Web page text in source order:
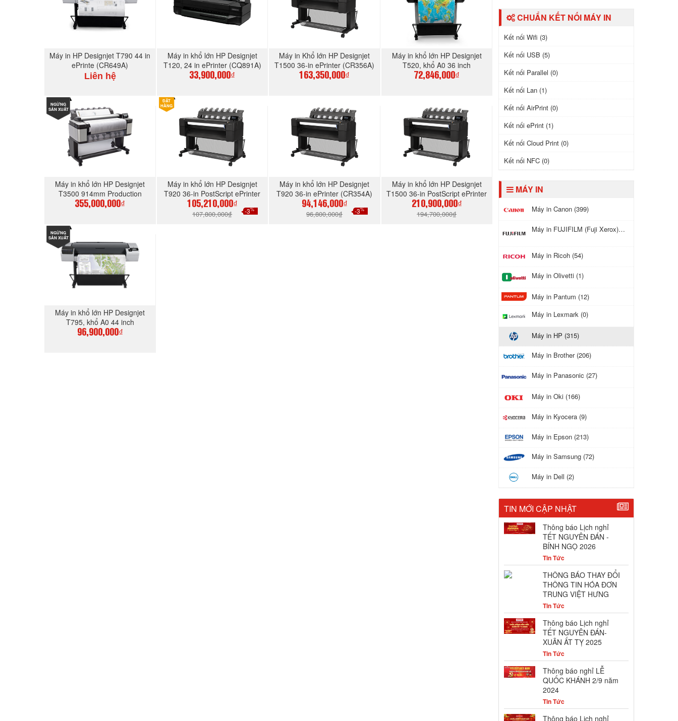
Máy in HP Designjet T790 44 in
ePrinte (CR649A)
Liên hệ
MUA NGAY
Máy in khổ lớn HP Designjet
T120, 24 in ePrinter (CQ891A)
33,900,000₫
MUA NGAY
Máy in Khổ lớn HP Designjet
T1500 36-in ePrinter (CR356A)
163,350,000₫
MUA NGAY
Máy in khổ lớn HP Designjet
T520, khổ A0 36 inch
72,846,000₫
MUA NGAY
NGỪNG
SẢN XUẤT
Máy in khổ lớn HP Designjet
T3500 914mm Production
eMFP (B9E24B)
355,000,000₫
ĐẶT
HÀNG
Máy in khổ lớn HP Designjet
T920 36-in PostScript ePrinter
(CR355A)
105,210,000₫
107,800,000₫ -3%
Máy in khổ lớn HP Designjet
T920 36-in ePrinter (CR354A)
94,146,000₫
96,800,000₫ -3%
Máy in khổ lớn HP Designjet
T1500 36-in PostScript ePrinter
(CR357A)
210,900,000₫
194,700,000₫
NGỪNG
SẢN XUẤT
Máy in khổ lớn HP Designjet
T795, khổ A0 44 inch
96,900,000₫
CHUẨN KẾT NỐI MÁY IN
Kết nối Wifi (3)
Kết nối USB (5)
Kết nối Parallel (0)
Kết nối Lan (1)
Kết nối AirPrint (0)
Kết nối ePrint (1)
Kết nối Cloud Print (0)
Kết nối NFC (0)
MÁY IN
Máy in Canon (399)
Máy in FUJIFILM (Fuji Xerox) (116)
Máy in Ricoh (54)
Máy in Olivetti (1)
Máy in Pantum (12)
Máy in Lexmark (0)
Máy in HP (315)
Máy in Brother (206)
Máy in Panasonic (27)
Máy in Oki (166)
Máy in Kyocera (9)
Máy in Epson (213)
Máy in Samsung (72)
Máy in Dell (2)
TIN MỚI CẬP NHẬT
Thông báo Lịch nghỉ
TẾT NGUYÊN ĐÁN -
BÍNH NGỌ 2026
Tin Tức
THÔNG BÁO THAY ĐỔI
THÔNG TIN HÓA ĐƠN
TRUNG VIỆT HƯNG
Tin Tức
Thông báo Lịch nghỉ
TẾT NGUYÊN ĐÁN-
XUÂN ẤT TỴ 2025
Tin Tức
Thông báo nghỉ LỄ
QUỐC KHÁNH 2/9 năm
2024
Tin Tức
Thông báo Lịch nghỉ